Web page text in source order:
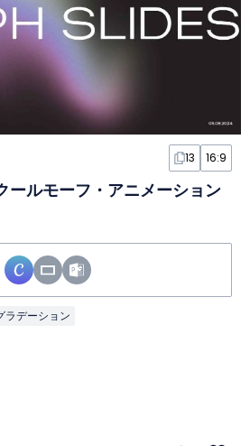
13 16:9
ールモーフ・アニメーション
ラデーション